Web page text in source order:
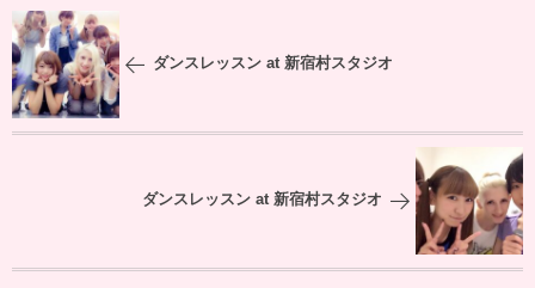
ダンスレッスン at 新宿村スタジオ
ダンスレッスン at 新宿村スタジオ